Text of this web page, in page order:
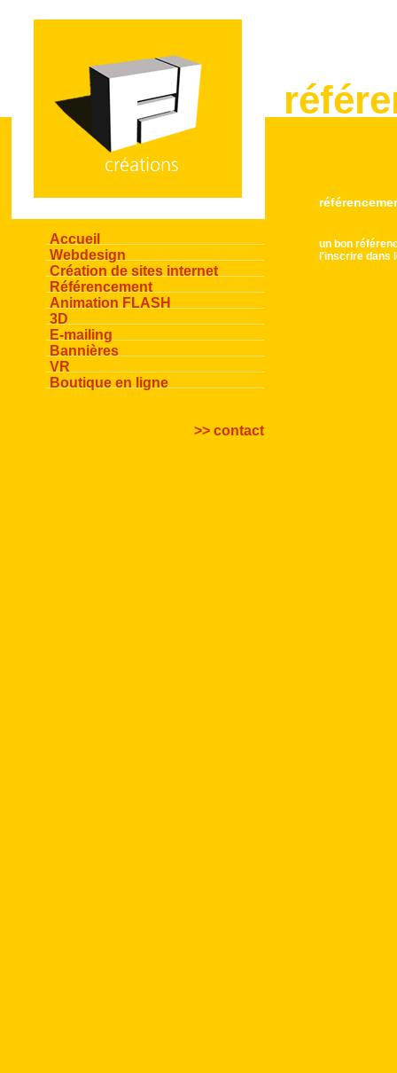
Accueil
Webdesign
Création de sites internet
Référencement
Animation FLASH
3D
E-mailing
Bannières
VR
Boutique en ligne
>> contact
un bon
l'inscrire dans